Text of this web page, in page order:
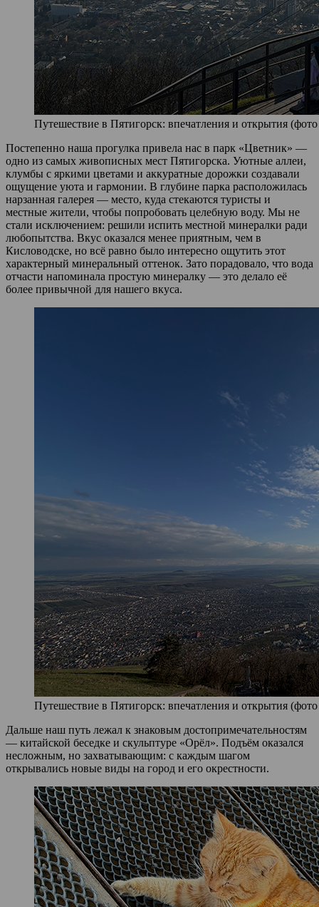
Путешествие в Пятигорск: впечатления и открытия
Постепенно наша прогулка привела нас в парк «Цветник» —
одно из самых живописных мест Пятигорска. Уютные аллеи,
клумбы с яркими цветами и аккуратные дорожки создавали
ощущение уюта и гармонии. В глубине парка расположилась
нарзанная галерея — место, куда стекаются туристы и
местные жители, чтобы попробовать целебную воду. Мы не
стали исключением: решили испить местной минералки ради
любопытства. Вкус оказался менее приятным, чем в
Кисловодске, но всё равно было интересно ощутить этот
характерный минеральный оттенок. Зато порадовало, что вода
отчасти напоминала простую минералку — это делало её
более привычной для нашего вкуса.
Путешествие в Пятигорск: впечатления и открытия
Дальше наш путь лежал к знаковым достопримечательностям
— китайской беседке и скульптуре «Орёл». Подъём оказался
несложным, но захватывающим: с каждым шагом
открывались новые виды на город и его окрестности.